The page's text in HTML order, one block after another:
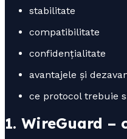
stabilitate
compatibilitate
confidențialitate
avantajele și
ce protocol trebuie
1. WireGuard –